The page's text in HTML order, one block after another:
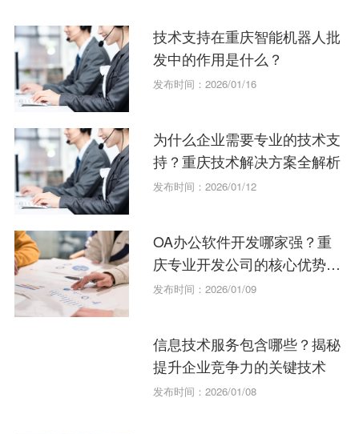
技术支持在重庆智能机器人批
发中的作用是什么？
发布时间：2026/01/16
为什么企业需要专业的技术支
持？重庆技术解决方案全解析
发布时间：2026/01/12
OA办公软件开发哪家强？重
庆专业开发公司的核心优势解
析
发布时间：2026/01/09
信息技术服务包含哪些？揭秘
提升企业竞争力的关键技术
发布时间：2026/01/08